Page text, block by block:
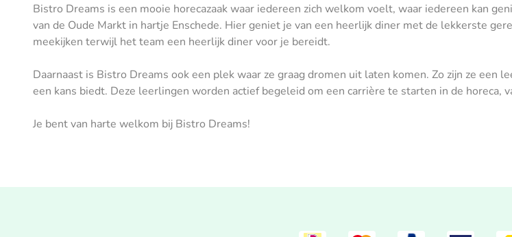
Bistro Dreams is een mooie horecazaak waar iedereen zich welkom voelt, waar iedereen kan
van de Oude Markt in hartje Enschede. Hier geniet je van een heerlijk diner met de lekkerste
meekijken terwijl het team een heerlijk diner voor je bereidt.
Daarnaast is Bistro Dreams ook een plek waar ze graag dromen uit laten komen. Zo zijn ze
een kans biedt. Deze leerlingen worden actief begeleid om een carrière te starten in de horeca,
Je bent van harte welkom bij Bistro Dreams!